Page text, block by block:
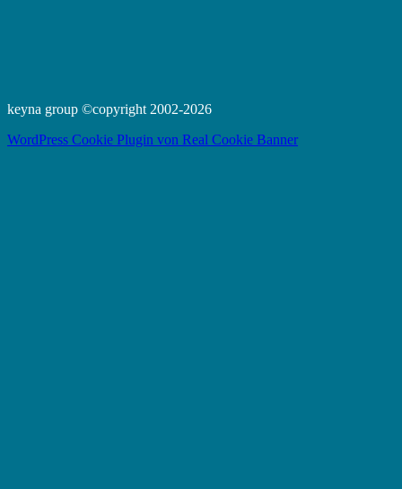
keyna group ©copyright 2002-2026
WordPress Cookie Plugin von Real Cookie Banner